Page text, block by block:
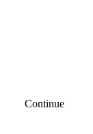
Continue